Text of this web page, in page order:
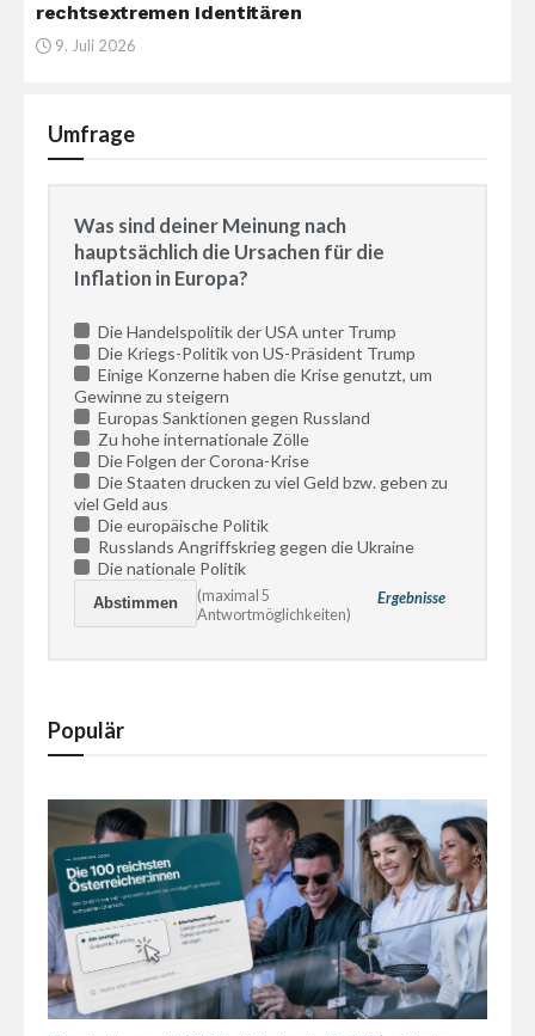
rechtsextremen Identitären
9. Juli 2026
Umfrage
Was sind deiner Meinung nach
hauptsächlich die Ursachen für die
Inflation in Europa?
Die Handelspolitik der USA unter Trump
Die Kriegs-Politik von US-Präsident Trump
Einige Konzerne haben die Krise genutzt, um
Gewinne zu steigern
Europas Sanktionen gegen Russland
Zu hohe internationale Zölle
Die Folgen der Corona-Krise
Die Staaten drucken zu viel Geld bzw. geben zu
viel Geld aus
Die europäische Politik
Russlands Angriffskrieg gegen die Ukraine
Die nationale Politik
Ergebnisse
(maximal 5
Antwortmöglichkeiten)
Populär